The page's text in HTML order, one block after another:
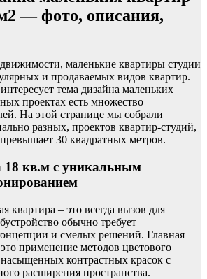
— фото, описания,
маленькие квартиры студии
и продаваемых видов квартир.
тема дизайна маленьких
проектах есть множество
На этой странице мы собрали
разных, проектов квартир-студий,
30 квадратных метров.
18 кв.м с уникальным
квартира – это всегда вызов для
обычно требует
и смелых решений. Главная
применение методов цветового
контрастных красок с
расширения пространства.